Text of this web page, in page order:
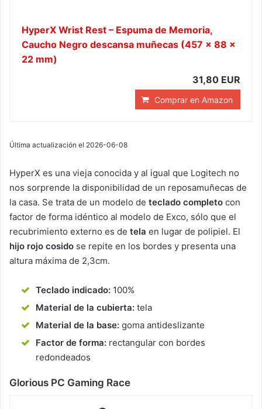
HyperX Wrist Rest – Espuma de Memoria,
Caucho Negro descansa muñecas (457 x 88 x
22 mm)
31,80 EUR
Comprar en Amazon
Última actualización el 2026-06-08
HyperX es una vieja conocida y al igual que Logitech no
nos sorprende la disponibilidad de un reposamuñecas de
la casa. Se trata de un modelo de teclado completo con
factor de forma idéntico al modelo de Exco, sólo que el
recubrimiento externo es de tela en lugar de polipiel. El
hijo rojo cosido se repite en los bordes y presenta una
altura máxima de 2,3cm.
Teclado indicado: 100%
Material de la cubierta: tela
Material de la base: goma antideslizante
Factor de forma: rectangular con bordes
redondeados
Glorious PC Gaming Race